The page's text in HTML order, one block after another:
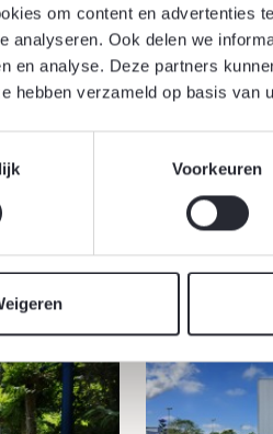
om content en advertenties
analyseren. Ook delen we
en analyse. Deze partners
hebben verzameld op basis van
Voorkeuren
2017